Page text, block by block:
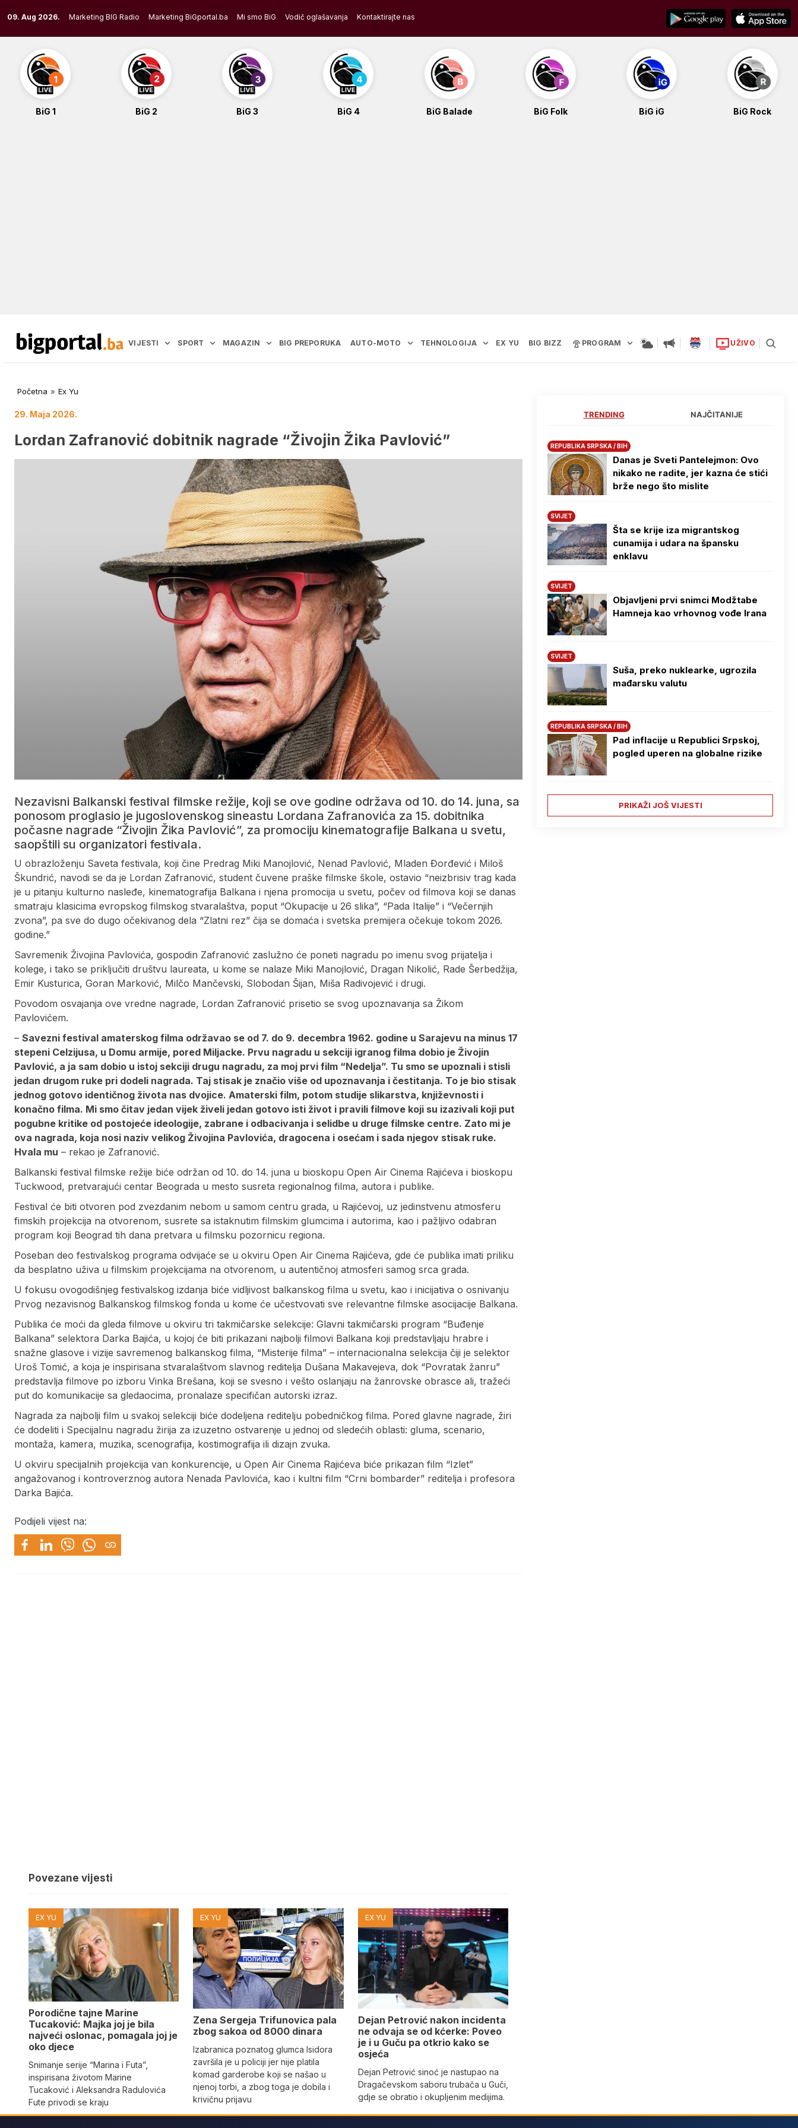
to
content
09. Aug 2026. Marketing BIG Radio Marketing BiGportal.ba Mi smo BiG Vodič oglašavanja Kontaktirajte nas
BiG 1 BiG 2 BiG 3 BiG 4 BiG Balade BiG Folk BiG iG BiG Rock
VIJESTI SPORT MAGAZIN BIG PREPORUKA AUTO-MOTO TEHNOLOGIJA EX YU BIG BIZZ PROGRAM UŽIVO
Početna » Ex Yu
29. Maja 2026.
Lordan Zafranović dobitnik nagrade “Živojin Žika Pavlović”
Nezavisni Balkanski festival filmske režije, koji se ove godine održava od 10. do 14. juna, sa
ponosom proglasio je jugoslovenskog sineastu Lordana Zafranovića za 15. dobitnika
počasne nagrade “Živojin Žika Pavlović”, za promociju kinematografije Balkana u svetu,
saopštili su organizatori festivala.
U obrazloženju Saveta festivala, koji čine Predrag Miki Manojlović, Nenad Pavlović, Mladen Đorđević i Miloš
Škundrić, navodi se da je Lordan Zafranović, student čuvene praške filmske škole, ostavio “neizbrisiv trag kada
je u pitanju kulturno nasleđe, kinematografija Balkana i njena promocija u svetu, počev od filmova koji se danas
smatraju klasicima evropskog filmskog stvaralaštva, poput “Okupacije u 26 slika”, “Pada Italije” i “Večernjih
zvona”, pa sve do dugo očekivanog dela “Zlatni rez” čija se domaća i svetska premijera očekuje tokom 2026.
godine.”
Savremenik Živojina Pavlovića, gospodin Zafranović zaslužno će poneti nagradu po imenu svog prijatelja i
kolege, i tako se priključiti društvu laureata, u kome se nalaze Miki Manojlović, Dragan Nikolić, Rade Šerbedžija,
Emir Kusturica, Goran Marković, Milčo Mančevski, Slobodan Šijan, Miša Radivojević i drugi.
Povodom osvajanja ove vredne nagrade, Lordan Zafranović prisetio se svog upoznavanja sa Žikom
Pavlovićem.
– Savezni festival amaterskog filma održavao se od 7. do 9. decembra 1962. godine u Sarajevu na minus 17
stepeni Celzijusa, u Domu armije, pored Miljacke. Prvu nagradu u sekciji igranog filma dobio je Živojin
Pavlović, a ja sam dobio u istoj sekciji drugu nagradu, za moj prvi film “Nedelja”. Tu smo se upoznali i stisli
jedan drugom ruke pri dodeli nagrada. Taj stisak je značio više od upoznavanja i čestitanja. To je bio stisak
jednog gotovo identičnog života nas dvojice. Amaterski film, potom studije slikarstva, književnosti i
konačno filma. Mi smo čitav jedan vijek živeli jedan gotovo isti život i pravili filmove koji su izazivali koji put
pogubne kritike od postojeće ideologije, zabrane i odbacivanja i selidbe u druge filmske centre. Zato mi je
ova nagrada, koja nosi naziv velikog Živojina Pavlovića, dragocena i osećam i sada njegov stisak ruke.
Hvala mu – rekao je Zafranović.
Balkanski festival filmske režije biće održan od 10. do 14. juna u bioskopu Open Air Cinema Rajićeva i bioskopu
Tuckwood, pretvarajući centar Beograda u mesto susreta regionalnog filma, autora i publike.
Festival će biti otvoren pod zvezdanim nebom u samom centru grada, u Rajićevoj, uz jedinstvenu atmosferu
fimskih projekcija na otvorenom, susrete sa istaknutim filmskim glumcima i autorima, kao i pažljivo odabran
program koji Beograd tih dana pretvara u filmsku pozornicu regiona.
Poseban deo festivalskog programa odvijaće se u okviru Open Air Cinema Rajićeva, gde će publika imati priliku
da besplatno uživa u filmskim projekcijama na otvorenom, u autentičnoj atmosferi samog srca grada.
U fokusu ovogodišnjeg festivalskog izdanja biće vidljivost balkanskog filma u svetu, kao i inicijativa o osnivanju
Prvog nezavisnog Balkanskog filmskog fonda u kome će učestvovati sve relevantne filmske asocijacije Balkana.
Publika će moći da gleda filmove u okviru tri takmičarske selekcije: Glavni takmičarski program “Buđenje
Balkana” selektora Darka Bajića, u kojoj će biti prikazani najbolji filmovi Balkana koji predstavljaju hrabre i
snažne glasove i vizije savremenog balkanskog filma, “Misterije filma” – internacionalna selekcija čiji je selektor
Uroš Tomić, a koja je inspirisana stvaralaštvom slavnog reditelja Dušana Makavejeva, dok “Povratak žanru”
predstavlja filmove po izboru Vinka Brešana, koji se svesno i vešto oslanjaju na žanrovske obrasce ali, tražeći
put do komunikacije sa gledaocima, pronalaze specifičan autorski izraz.
Nagrada za najbolji film u svakoj selekciji biće dodeljena reditelju pobedničkog filma. Pored glavne nagrade, žiri
će dodeliti i Specijalnu nagradu žirija za izuzetno ostvarenje u jednoj od sledećih oblasti: gluma, scenario,
montaža, kamera, muzika, scenografija, kostimografija ili dizajn zvuka.
U okviru specijalnih projekcija van konkurencije, u Open Air Cinema Rajićeva biće prikazan film “Izlet”
angažovanog i kontroverznog autora Nenada Pavlovića, kao i kultni film “Crni bombarder” reditelja i profesora
Darka Bajića.
Podijeli vijest na:
Povezane vijesti
EX YU
Porodične tajne Marine
Tucaković: Majka joj je bila
najveći oslonac, pomagala joj je
oko djece
Snimanje serije “Marina i Futa”,
inspirisana životom Marine
Tucaković i Aleksandra Radulovića
Fute privodi se kraju
EX YU
Zena Sergeja Trifunovica pala
zbog sakoa od 8000 dinara
Izabranica poznatog glumca Isidora
završila je u policiji jer nije platila
komad garderobe koji se našao u
njenoj torbi, a zbog toga je dobila i
krivičnu prijavu
EX YU
Dejan Petrović nakon incidenta
ne odvaja se od kćerke: Poveo
je i u Guču pa otkrio kako se
osjeća
Dejan Petrović sinoć je nastupao na
Dragačevskom saboru trubača u Guči,
gdje se obratio i okupljenim medijima.
TRENDING NAJČITANIJE
REPUBLIKA SRPSKA / BIH
Danas je Sveti Pantelejmon: Ovo
nikako ne radite, jer kazna će stići
brže nego što mislite
SVIJET
Šta se krije iza migrantskog
cunamija i udara na špansku
enklavu
SVIJET
Objavljeni prvi snimci Modžtabe
Hamneja kao vrhovnog vođe Irana
SVIJET
Suša, preko nuklearke, ugrozila
mađarsku valutu
REPUBLIKA SRPSKA / BIH
Pad inflacije u Republici Srpskoj,
pogled uperen na globalne rizike
PRIKAŽI JOŠ VIJESTI